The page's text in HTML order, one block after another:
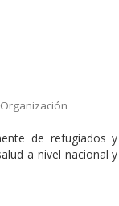
Organización
de refugiados y
a nivel nacional y